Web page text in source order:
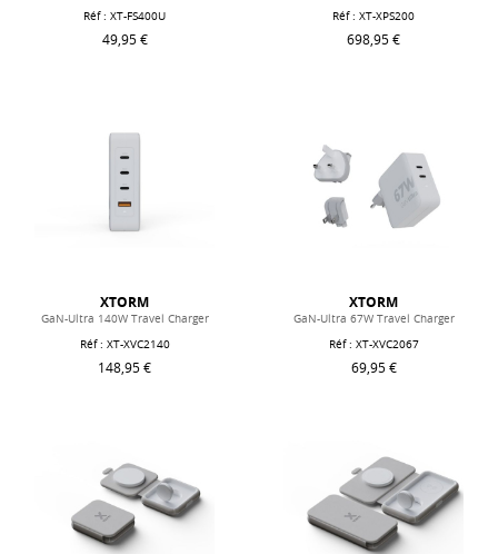
Réf : XT-FS400U
49,95 €
Réf : XT-XPS200
698,95 €
XTORM
GaN-Ultra 140W Travel Charger
Réf : XT-XVC2140
148,95 €
XTORM
GaN-Ultra 67W Travel Charger
Réf : XT-XVC2067
69,95 €